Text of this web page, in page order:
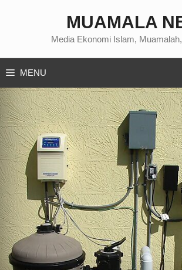
MUAMALA
Media Ekonomi Islam,
MENU